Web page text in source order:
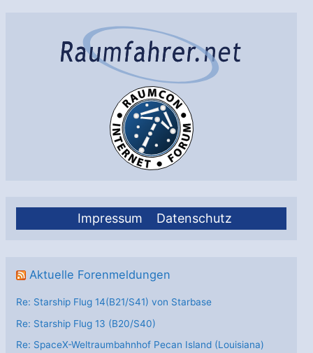
Impressum Datenschutz
Aktuelle Forenmeldungen
Re: Starship Flug 14(B21/S41) von Starbase
Re: Starship Flug 13 (B20/S40)
Re: SpaceX-Weltraumbahnhof Pecan Island (Louisiana)